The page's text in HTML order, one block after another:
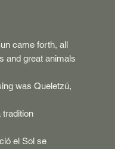
came forth, all
and great animals
was Queletzú,
tradition
el Sol se